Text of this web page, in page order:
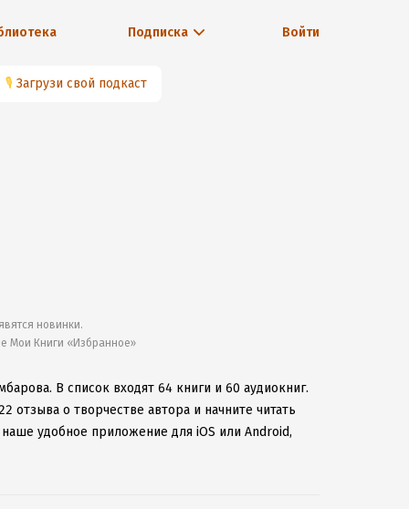
Подписка Войти
🎙 Загрузи свой подкаст
новинки.
Мои Книги «Избранное»
В список входят 64 книги и 60 аудиокниг.
отзыва о творчестве автора и начните читать
удобное приложение для iOS или Android,